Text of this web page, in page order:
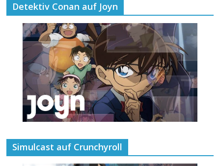
Detektiv Conan auf Joyn
Simulcast auf Crunchyroll